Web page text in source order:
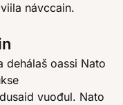
návccain.
dehálaš oassi Nato
vuođul. Nato